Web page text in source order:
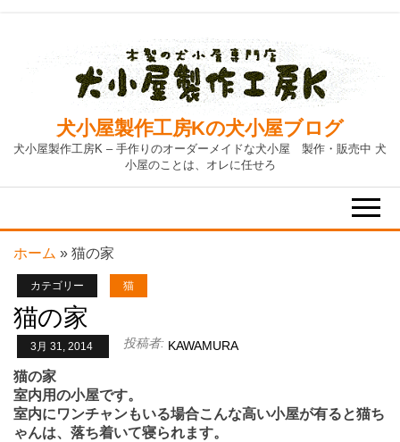
content
犬小屋製作工房Kの犬小屋ブログ
犬小屋製作工房K – 手作りのオーダーメイドな犬小屋 製作・販売中 犬
小屋のことは、オレに任せろ
ホーム » 猫の家
カテゴリー 猫
猫の家
3月 31, 2014 投稿者: KAWAMURA
猫の家
室内用の小屋です。
室内にワンチャンもいる場合こんな高い小屋が有ると猫ち
ゃんは、落ち着いて寝られます。